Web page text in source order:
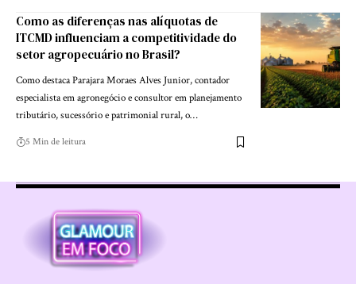
Como as diferenças nas alíquotas de
ITCMD influenciam a competitividade do
setor agropecuário no Brasil?
Como destaca Parajara Moraes Alves Junior, contador
especialista em agronegócio e consultor em planejamento
tributário, sucessório e patrimonial rural, o…
5 Min de leitura